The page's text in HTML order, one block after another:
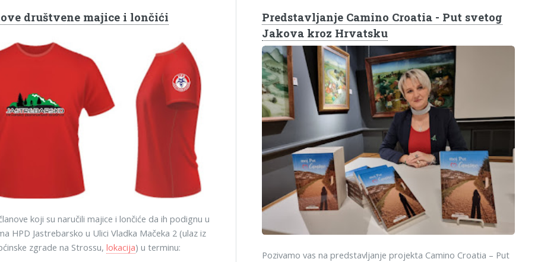
društvene majice i lončići
koji su naručili majice i lončiće da ih podignu u
HPD Jastrebarsko u Ulici Vladka Mačeka 2 (ulaz iz
zgrade na Strossu, lokacija) u terminu:
Predstavljanje Camino Croatia - Put svetog
Jakova kroz Hrvatsku
Pozivamo vas na predstavljanje projekta Camino Croatia – Put